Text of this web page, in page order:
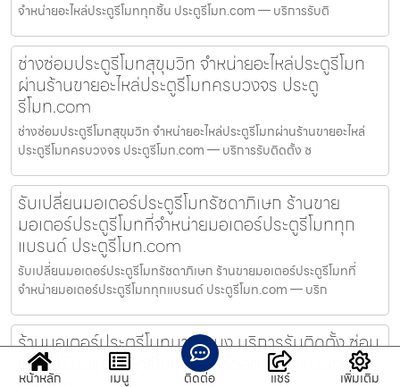
จำหน่ายอะไหล่ประตูรีโมททุกชิ้น ประตูรีโมท.com — บริการรับติ
ช่างซ่อมประตูรีโมทสุขุมวิท จำหน่ายอะไหล่ประตูรีโมท
ผ่านร้านขายอะไหล่ประตูรีโมทครบวงจร ประตู
รีโมท.com
ช่างซ่อมประตูรีโมทสุขุมวิท จำหน่ายอะไหล่ประตูรีโมทผ่านร้านขายอะไหล่
ประตูรีโมทครบวงจร ประตูรีโมท.com — บริการรับติดตั้ง ซ
รับเปลี่ยนมอเตอร์ประตูรีโมทรัชดาภิเษก ร้านขาย
มอเตอร์ประตูรีโมทที่จำหน่ายมอเตอร์ประตูรีโมททุก
แบรนด์ ประตูรีโมท.com
รับเปลี่ยนมอเตอร์ประตูรีโมทรัชดาภิเษก ร้านขายมอเตอร์ประตูรีโมทที่
จำหน่ายมอเตอร์ประตูรีโมททุกแบรนด์ ประตูรีโมท.com — บริก
ร้านมอเตอร์ประตูรีโมทบางละมุง บริการรับติดตั้ง ซ่อม
แซ่ม ปรับปรุงประตูรีโมท ประตูรั้วอัตโนมัติ ครบวงจร
หน้าหลัก เมนู ติดต่อ แชร์ เพิ่มเติม